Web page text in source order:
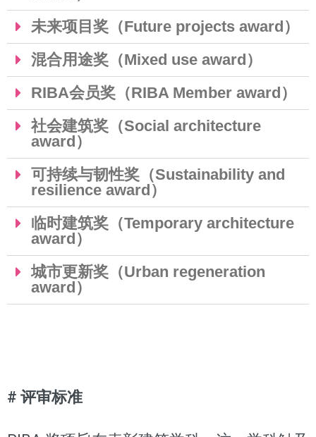
未来项目奖（Future projects award）
混合用途奖（Mixed use award）
RIBA会员奖（RIBA Member award）
社会建筑奖（Social architecture
award）
可持续与韧性奖（Sustainability and
resilience award）
临时建筑奖（Temporary architecture
award）
城市更新奖（Urban regeneration
award）
# 评审标准